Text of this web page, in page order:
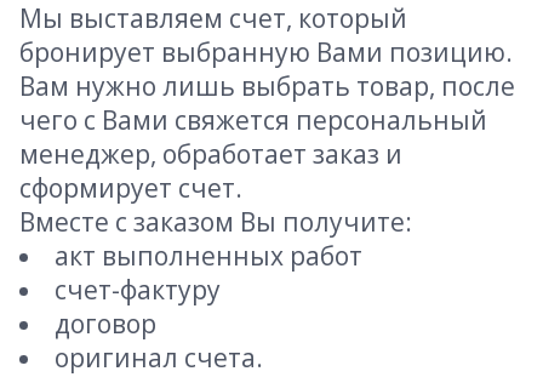
Мы выставляем счет, который
бронирует выбранную Вами позицию.
Вам нужно лишь выбрать товар, после
чего с Вами свяжется персональный
менеджер, обработает заказ и
сформирует счет.
Вместе с заказом Вы получите:
акт выполненных работ
счет-фактуру
договор
оригинал счета.